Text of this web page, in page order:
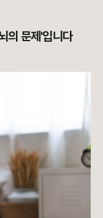
의 문제'입니다